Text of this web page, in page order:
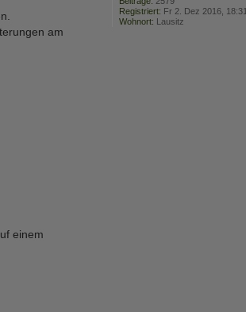
Registriert: Fr 2. Dez 2016, 18:31
Wohnort: Lausitz
am
einem